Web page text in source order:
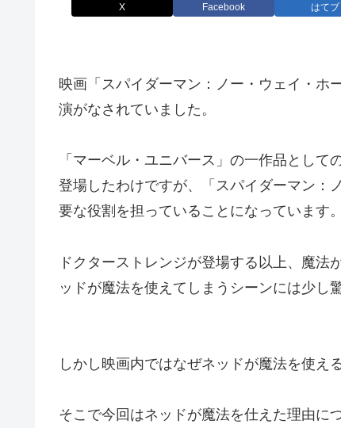
X Facebook はてブ
映画「スパイダーマン：ノー・ウェイ・ホ
演がなされていました。
「マーベル・ユニバース」の一作品とし
登場したわけですが、「スパイダーマン：
要な役割を担っていることになっています。
ドクターストレンジが登場する以上、魔
ッドが魔法を使えてしまうシーンには少し
しかし映画内ではなぜネッドが魔法を使え
そこで今回はネッドが魔法を仕えた理由に